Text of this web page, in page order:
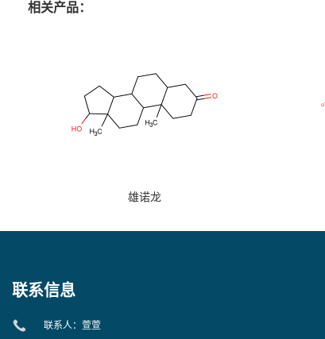
相关产品：
雄诺龙
联系信息
联系人：萱萱